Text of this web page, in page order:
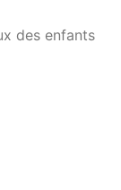
des enfants